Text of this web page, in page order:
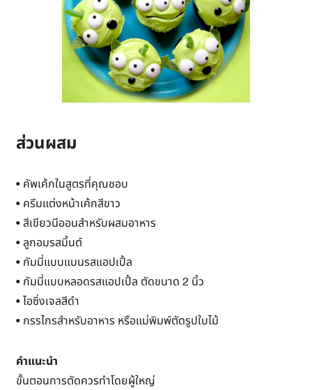
ส่วนผสม
• คัพเค้กในสูตรที่คุณชอบ
• ครีมแต่งหน้าเค้กสีขาว
• สีเขียวนีออนสำหรับผสมอาหาร
• ลูกอมรสมิ้นต์
• กัมมี่แบบแบนรสแอปเปิ้ล
• กัมมี่แบบหลอดรสแอปเปิ้ล ตัดขนาด 2 นิ้ว
• ไอซิ่งเจลสีดำ
• กรรไกรสำหรับอาหาร หรือแม่พิมพ์ตัดรูปใบไม้
คำแนะนำ
ขั้นตอนการตัดควรทำโดยผู้ใหญ่